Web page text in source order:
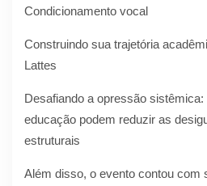
Condicionamento vocal
Construindo sua trajetória
Lattes
Desafiando a opressão
educação podem reduzir as
estruturais
Além disso, o evento contou com